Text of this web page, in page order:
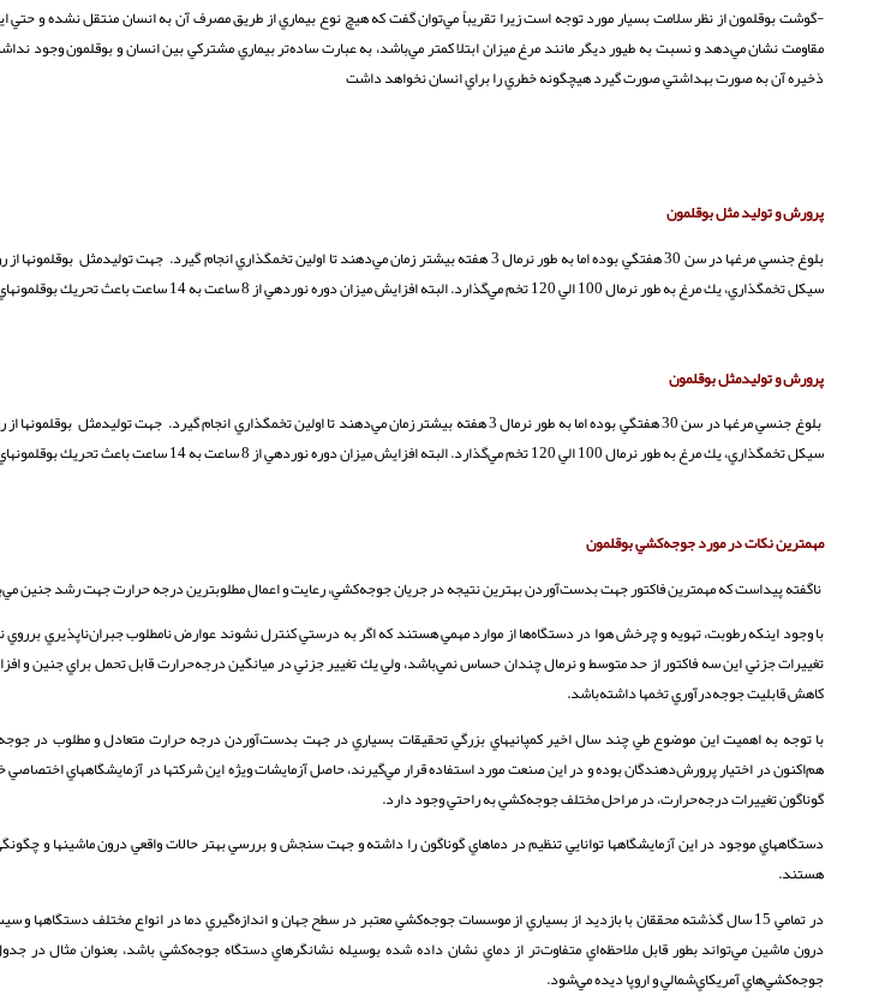
-گوشت بوقلمون از نظر سلامت بسيار مورد توجه است زيرا تقريباً مي‌توان گفت كه هيچ نوع بيماري از طريق مصرف آن به انسان منتقل نشده و حتي
مقاومت نشان مي‌دهد و نسبت به طيور ديگر مانند مرغ ميزان ابتلا كمتر مي‌باشد، به عبارت ساده‌تر بيماري مشتركي بين انسان و بوقلمون وجود
ذخيره آن به صورت بهداشتي صورت گيرد هيچگونه خطري را براي انسان نخواهد داشت
پرورش و توليد مثل بوقلمون
سيكل تخمگذاري، يك مرغ به طور نرمال 100 الي 120 تخم مي‌گذارد. البته افزايش ميزان دوره نوردهي از 8 ساعت به 14 ساعت باعث تحريك بوقلمونهاي ماده به تخمگذاري بيشتر مي‌‌شود.
پرورش و توليدمثل بوقلمون
سيكل تخمگذاري، يك مرغ به طور نرمال 100 الي 120 تخم مي‌گذارد. البته افزايش ميزان دوره نوردهي از 8 ساعت به 14 ساعت باعث تحريك بوقلمونهاي ماده به تخمگذاري بيشتر مي‌‌شود.
مهمترين نكات در مورد جوجه‌كشي بوقلمون
ناگفته پيداست كه مهمترين فاكتور جهت بدست‌آوردن بهترين نتيجه در جريان جوجه‌كشي، رعايت و اعمال مطلوبترين درجه حرارت جهت رشد جنين
با وجود اينكه رطوبت، تهويه و چرخش هوا در دستگاه‌ها از موارد مهمي هستند كه اگر به درستي كنترل نشوند عوارض نا‌مطلوب جبران‌ناپذيري
تغييرات جزئي اين سه فاكتور از حد متوسط و نرمال چندان حساس نمي‌باشد، ولي يك تغيير جزئي در ميانگين درجه‌حرارت قابل تحمل براي جنين و
كاهش قابليت جوجه‌درآوري تخمها داشته‌باشد.
با توجه به اهميت اين موضوع طي چند سال اخير كمپانيهاي بزرگي تحقيقات بسياري در جهت بدست‌آوردن درجه حرارت متعادل و مطلوب در
هم‌اكنون در اختيار پرورش‌دهندگان بوده و در اين صنعت مورد استفاده قرار مي‌گيرند، حاصل آزمايشات ويژه اين شركتها در آزمايشگاههاي اختصاصي
گوناگون تغييرات درجه‌حرارت، در مراحل مختلف جوجه‌كشي به راحتي وجود‌ دارد.
دستگاههاي موجود در اين آزمايشگاهها توانايي تنظيم در دماهاي گوناگون را داشته و جهت سنجش و بررسي بهتر حالات واقعي درون ماشينها و
هستند.
در تمامي 15 سال گذشته محققان با بازديد از بسياري از موسسات جوجه‌كشي معتبر در سطح جهان و اندازه‌‌گيري دما در انواع مختلف دستگاهها
درون ماشين مي‌تواند بطور قابل ملاحظه‌اي متفاوت‌تر از دماي نشان داده‌ شده بوسيله نشانگرهاي دستگاه جوجه‌كشي باشد، بعنوان مثال در
جوجه‌كشي‌هاي آمريكاي‌شمالي و اروپا ديده مي‌شود.